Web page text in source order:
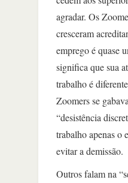
agradar. Os
cresceram
emprego é quase
significa que sua
trabalho é
Zoomers se
“desistência
trabalho apenas o
evitar a demissão.
Outros falam na